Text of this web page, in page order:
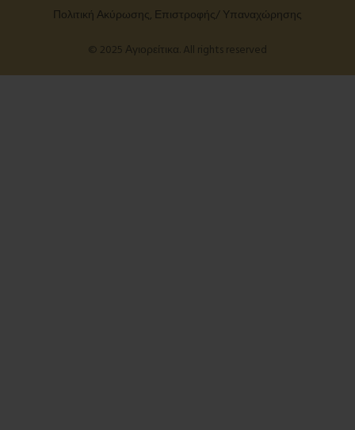
Πολιτική Ακύρωσης, Επιστροφής/ Υπαναχώρησης
© 2025 Αγιορείτικα. All rights reserved